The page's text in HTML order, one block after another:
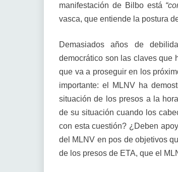
manifestación de Bilbo está
vasca, que entiende la postura
Demasiados años de
democrático son las claves que
que va a proseguir en los
importante: el MLNV ha
situación de los presos a la
de su situación cuando los
con esta cuestión? ¿Deben
del MLNV en pos de objetivos
de los presos de ETA, que el